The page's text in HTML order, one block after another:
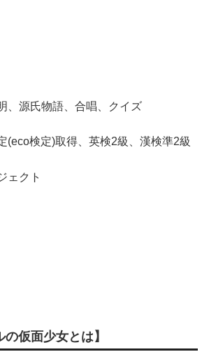
、源氏物語、合唱、クイズ
(eco検定)取得、英検2級、漢検準2級
ェクト
の仮面少女とは】